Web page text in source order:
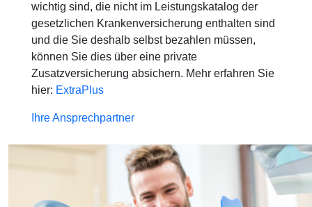
wichtig sind, die nicht im Leistungskatalog der
gesetzlichen Krankenversicherung enthalten sind
und die Sie deshalb selbst bezahlen müssen,
können Sie dies über eine private
Zusatzversicherung absichern. Mehr erfahren Sie
hier: ExtraPlus
Ihre Ansprechpartner